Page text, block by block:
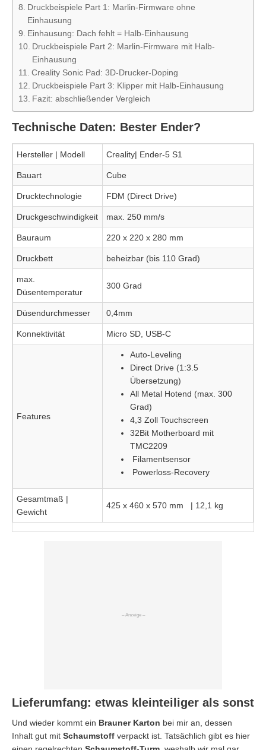
Druckbeispiele Part 1: Marlin-Firmware ohne
Einhausung
Einhausung: Dach fehlt = Halb-Einhausung
Druckbeispiele Part 2: Marlin-Firmware mit Halb-
Einhausung
Creality Sonic Pad: 3D-Drucker-Doping
Druckbeispiele Part 3: Klipper mit Halb-Einhausung
Fazit: abschließender Vergleich
Technische Daten: Bester Ender?
Hersteller | Modell Creality| Ender-5 S1
Bauart Cube
Drucktechnologie FDM (Direct Drive)
Druckgeschwindigkeit max. 250 mm/s
Bauraum 220 x 220 x 280 mm
Druckbett beheizbar (bis 110 Grad)
max.
Düsentemperatur
300 Grad
Düsendurchmesser 0,4mm
Konnektivität Micro SD, USB-C
Features
Auto-Leveling
Direct Drive (1:3.5
Übersetzung)
All Metal Hotend (max. 300
Grad)
4,3 Zoll Touchscreen
32Bit Motherboard mit
TMC2209
Filamentsensor
Powerloss-Recovery
Gesamtmaß |
Gewicht
425 x 460 x 570 mm | 12,1 kg
Lieferumfang: etwas kleinteiliger als sonst
Und wieder kommt ein Brauner Karton bei mir an, dessen
Inhalt gut mit Schaumstoff verpackt ist. Tatsächlich gibt es hier